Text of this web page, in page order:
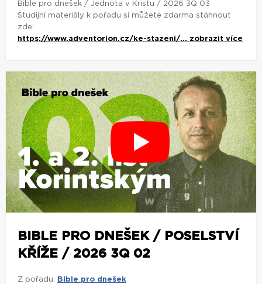
Bible pro dnešek / Jednota v Kristu / 2026 3Q 03
Studijní materiály k pořadu si můžete zdarma stáhnout
zde:
https://www.adventorion.cz/ke-stazeni/... zobrazit více
BIBLE PRO DNEŠEK / POSELSTVÍ
KŘÍŽE / 2026 3Q 02
Z pořadu: Bible pro dnešek